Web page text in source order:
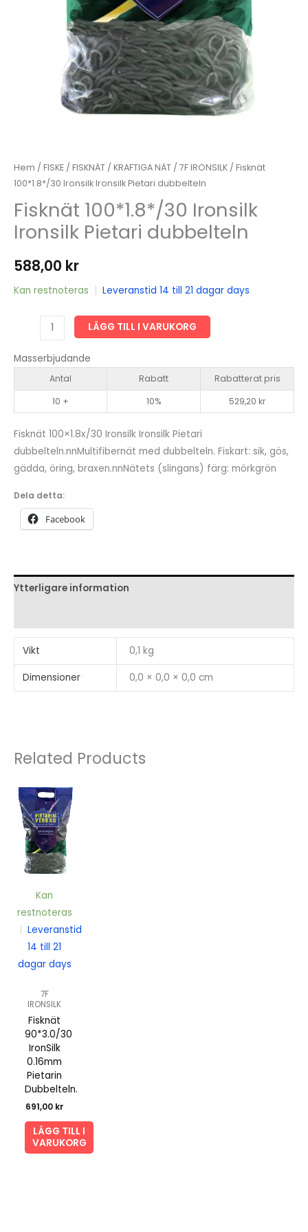
Hem / FISKE / FISKNÄT / KRAFTIGA NÄT / 7F IRONSILK / Fisknät
100*1.8*/30 Ironsilk Ironsilk Pietari dubbelteln
Fisknät 100*1.8*/30 Ironsilk
Ironsilk Pietari dubbelteln
588,00 kr
Kan restnoteras | Leveranstid 14 till 21 dagar days
100*1.8*/30
Ironsilk
Pietari
dubbelteln
mängd
LÄGG TILL I VARUKORG
Masserbjudande
Antal Rabatt
Rabatterat pris
10 +
10% 529,20 kr
Fisknät 100×1.8x/30 Ironsilk Ironsilk Pietari
dubbelteln.nnMultifibernät med dubbelteln. Fiskart: sik, gös,
gädda, öring, braxen.nnNätets (slingans) färg: mörkgrön
Dela detta:
Facebook
Ytterligare information
Vikt 0,1 kg
Dimensioner 0,0 × 0,0 × 0,0 cm
Related Products
Kan
restnoteras
| Leveranstid
14 till 21
dagar days
7F
IRONSILK
Fisknät
90*3.0/30
IronSilk
0.16mm
Pietarin
Dubbelteln.
691,00 kr
LÄGG TILL I
VARUKORG